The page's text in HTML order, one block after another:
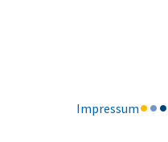
Impressum